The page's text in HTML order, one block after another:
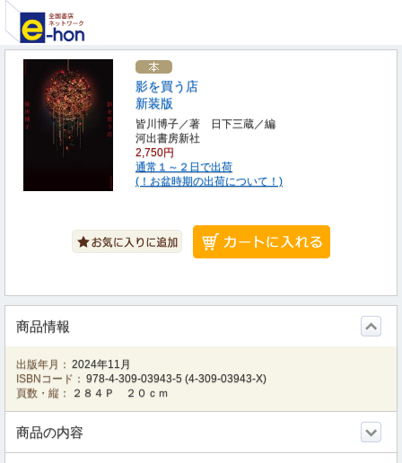
影を買う店
新装版
皆川博子／著 日下三蔵／編
河出書房新社
2,750円
通常１～２日で出荷
(！お盆時期の出荷について！)
商品情報
出版年月： 2024年11月
ISBNコード： 978-4-309-03943-5 (4-309-03943-X)
頁数・縦：
２８４Ｐ ２０ｃｍ
商品の内容